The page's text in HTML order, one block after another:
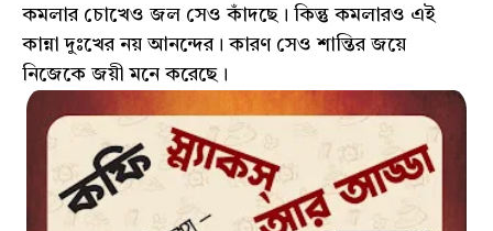
কমলার চোখেও জল সেও কাঁদছে। কিন্তু কমলারও এই
কান্না দুঃখের নয় আনন্দের। কারণ সেও শান্তির জয়ে
নিজেকে জয়ী মনে করেছে।